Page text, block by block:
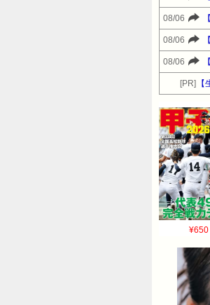
08/06
08/06
08/06
[PR]
¥650